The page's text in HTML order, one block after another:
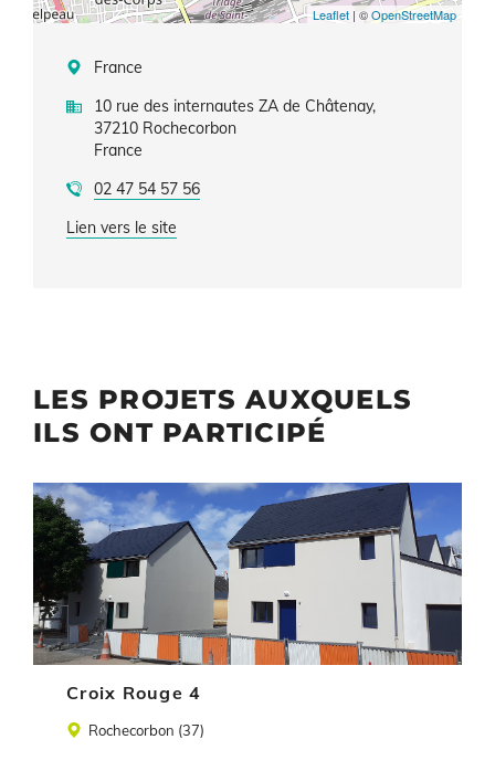
Leaflet | ©OpenStreetMap
France
10 rue des internautes ZA de Châtenay,
37210 Rochecorbon
France
02 47 54 57 56
Lien vers le site
LES PROJETS AUXQUELS
ILS ONT PARTICIPÉ
Illustration
Croix Rouge 4
Rochecorbon (37)